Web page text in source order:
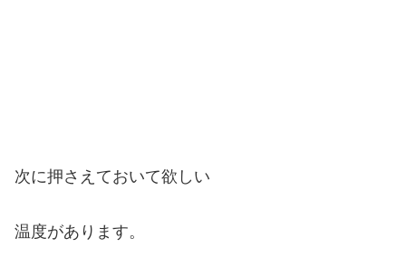
次に押さえておいて欲しい
温度があります。